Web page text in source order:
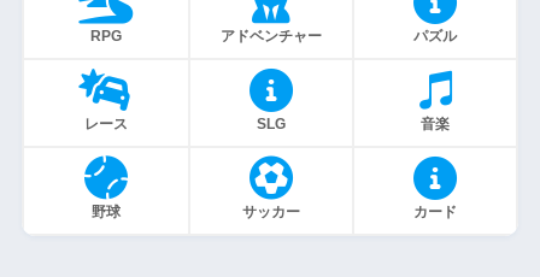
RPG アドベンチャー パズル
レース SLG 音楽
野球 サッカー カード